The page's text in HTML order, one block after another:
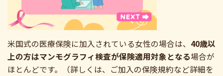
米国式の医療保険に加入されている女性の場合は、 40歳以
上の方はマンモグラフィ検査が保険適用対象となる場合が
ほとんどです。（詳しくは、ご加入の保険規約など詳細を